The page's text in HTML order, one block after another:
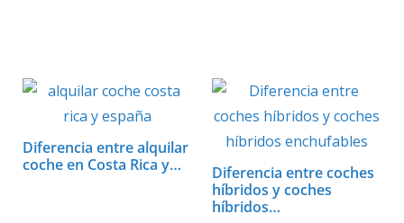
Diferencia entre alquilar
coche en Costa Rica y…
Diferencia entre coches
híbridos y coches
híbridos…